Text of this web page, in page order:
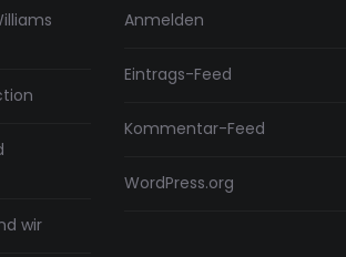
wir
Anmelden
Eintrags-Feed
Kommentar-Feed
WordPress.org